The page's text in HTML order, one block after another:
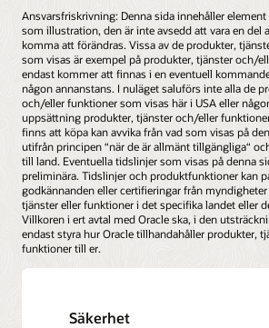
Ansvarsfriskrivning: Denna sida innehåller
som illustration, den är inte avsedd att vara en del
komma att förändras. Vissa av de produkter,
som visas är exempel på produkter, tjänster och/
endast kommer att finnas i en eventuell
någon annanstans. I nuläget saluförs inte alla de
och/eller funktioner som visas här i USA eller
uppsättning produkter, tjänster och/eller
finns att köpa kan avvika från vad som visas på
utifrån principen “när de är allmänt tillgängliga“
till land. Eventuella tidslinjer som visas på denna
preliminära. Tidslinjer och produktfunktioner kan
godkännanden eller certifieringar från
tjänster eller funktioner i det specifika landet eller
Villkoren i ert avtal med Oracle ska, i den
endast styra hur Oracle tillhandahåller produkter,
funktioner till er.
Säkerhet